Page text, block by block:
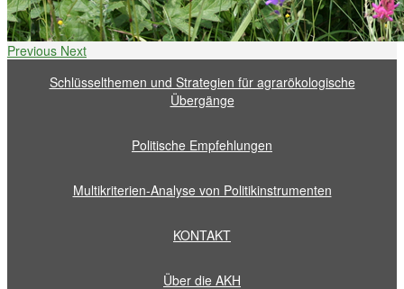
Previous Next
Schlüsselthemen und Strategien für agrarökologische
Übergänge
Politische Empfehlungen
Multikriterien-Analyse von Politikinstrumenten
KONTAKT
Über die AKH